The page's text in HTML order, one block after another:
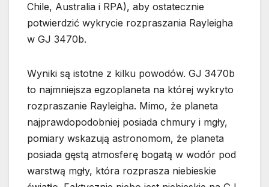
Chile, Australia i RPA), aby ostatecznie
potwierdzić wykrycie rozpraszania Rayleigha
w GJ 3470b.
Wyniki są istotne z kilku powodów. GJ 3470b
to najmniejsza egzoplaneta na której wykryto
rozpraszanie Rayleigha. Mimo, że planeta
najprawdopodobniej posiada chmury i mgły,
pomiary wskazują astronomom, że planeta
posiada gęstą atmosferę bogatą w wodór pod
warstwą mgły, która rozprasza niebieskie